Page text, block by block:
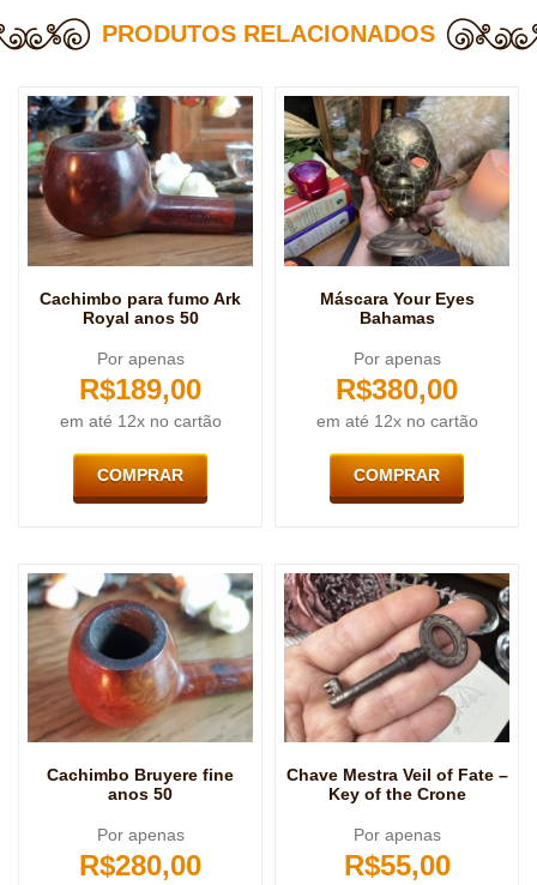
PRODUTOS RELACIONADOS
Cachimbo para fumo Ark
Royal anos 50
Por apenas
R$189,00
em até 12x no cartão
COMPRAR
Máscara Your Eyes
Bahamas
Por apenas
R$380,00
em até 12x no cartão
COMPRAR
Cachimbo Bruyere fine
anos 50
Por apenas
R$280,00
Chave Mestra Veil of Fate –
Key of the Crone
Por apenas
R$55,00